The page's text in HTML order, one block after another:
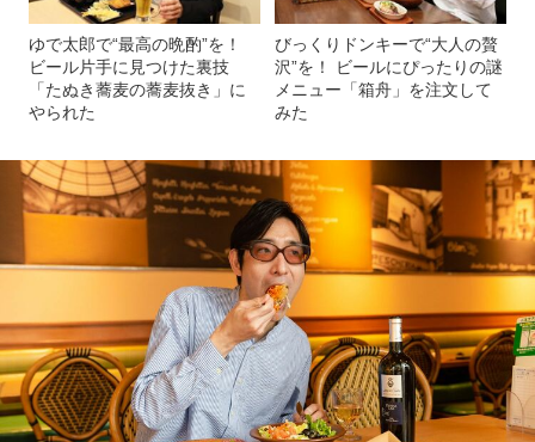
ゆで太郎で“最高の晩酌”を！
ビール片手に見つけた裏技
「たぬき蕎麦の蕎麦抜き」に
やられた
びっくりドンキーで“大人の贅
沢”を！ ビールにぴったりの謎
メニュー「箱舟」を注文して
みた